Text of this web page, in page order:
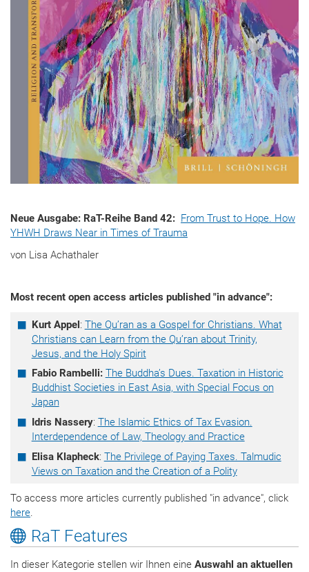
Neue Ausgabe: RaT-Reihe Band 42: From Trust to Hope. How
YHWH Draws Near in Times of Trauma
von Lisa Achathaler
Most recent open access articles published "in advance":
Kurt Appel: The Qu’ran as a Gospel for Christians. What
Christians can Learn from the Qu’ran about Trinity,
Jesus, and the Holy Spirit
Fabio Rambelli: The Buddha’s Dues. Taxation in Historic
Buddhist Societies in East Asia, with Special Focus on
Japan
Idris Nassery: The Islamic Ethics of Tax Evasion.
Interdependence of Law, Theology and Practice
Elisa Klapheck: The Privilege of Paying Taxes. Talmudic
Views on Taxation and the Creation of a Polity
To access more articles currently published "in advance", click
here.
RaT Features
In dieser Kategorie stellen wir Ihnen eine Auswahl an aktuellen